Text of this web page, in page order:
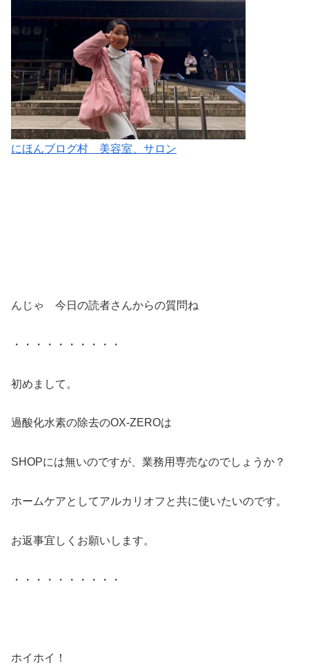
にほんブログ村 美容室、サロン
んじゃ 今日の読者さんからの質問ね
・・・・・・・・・・
初めまして。
過酸化水素の除去のOX-ZEROは
SHOPには無いのですが、業務用専売なのでしょうか？
ホームケアとしてアルカリオフと共に使いたいのです。
お返事宜しくお願いします。
・・・・・・・・・・
ホイホイ！